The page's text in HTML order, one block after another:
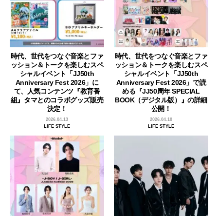
時代、世代をつなぐ音楽とファ
ッション＆トークを楽しむスペ
シャルイベント「JJ50th
Anniversary Fest 2026」に
て、人気コンテンツ『教育番
組』タマとのコラボグッズ販売
決定！
2026.04.13
LIFE STYLE
時代、世代をつなぐ音楽とファ
ッション＆トークを楽しむスペ
シャルイベント「JJ50th
Anniversary Fest 2026」で読
める『JJ50周年 SPECIAL
BOOK（デジタル版）』の詳細
公開！
2026.04.10
LIFE STYLE